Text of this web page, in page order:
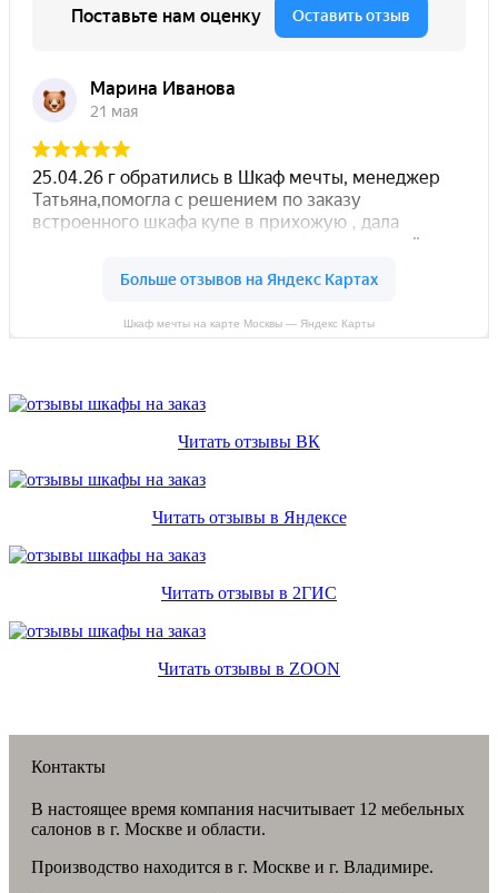
Шкаф мечты на карте Москвы — Яндекс Карты
Читать отзывы ВК
Читать отзывы в Яндексе
Читать отзывы в 2ГИС
Читать отзывы в ZOON
Контакты
В настоящее время компания насчитывает 12 мебельных
салонов в г. Москве и области.
Производство находится в г. Москве и г. Владимире.